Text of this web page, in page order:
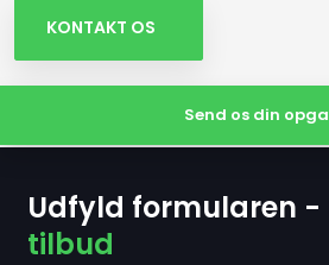
KONTAKT OS
Udfyld formularen -
tilbud
Send os din